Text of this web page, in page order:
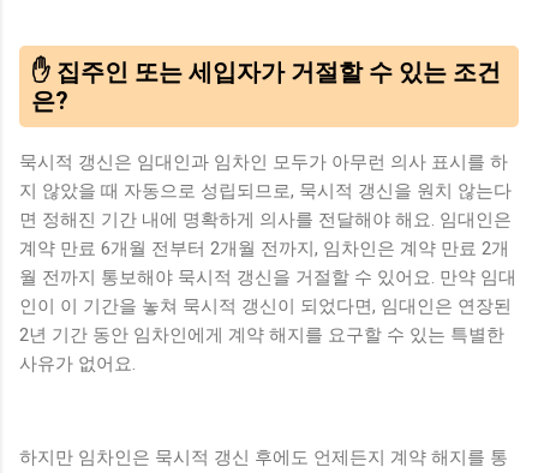
✋ 집주인 또는 세입자가 거절할 수 있는 조건
은?
묵시적 갱신은 임대인과 임차인 모두가 아무런 의사 표시를 하
지 않았을 때 자동으로 성립되므로, 묵시적 갱신을 원치 않는다
면 정해진 기간 내에 명확하게 의사를 전달해야 해요. 임대인은
계약 만료 6개월 전부터 2개월 전까지, 임차인은 계약 만료 2개
월 전까지 통보해야 묵시적 갱신을 거절할 수 있어요. 만약 임대
인이 이 기간을 놓쳐 묵시적 갱신이 되었다면, 임대인은 연장된
2년 기간 동안 임차인에게 계약 해지를 요구할 수 있는 특별한
사유가 없어요.
하지만 임차인은 묵시적 갱신 후에도 언제든지 계약 해지를 통